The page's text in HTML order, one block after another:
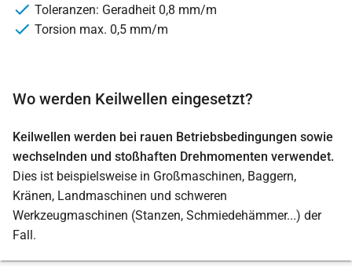
Toleranzen: Geradheit 0,8 mm/m
Torsion max. 0,5 mm/m
Wo werden Keilwellen eingesetzt?
Keilwellen werden bei rauen Betriebsbedingungen sowie
wechselnden und stoßhaften Drehmomenten verwendet.
Dies ist beispielsweise in Großmaschinen, Baggern,
Kränen, Landmaschinen und schweren
Werkzeugmaschinen (Stanzen, Schmiedehämmer...) der
Fall.